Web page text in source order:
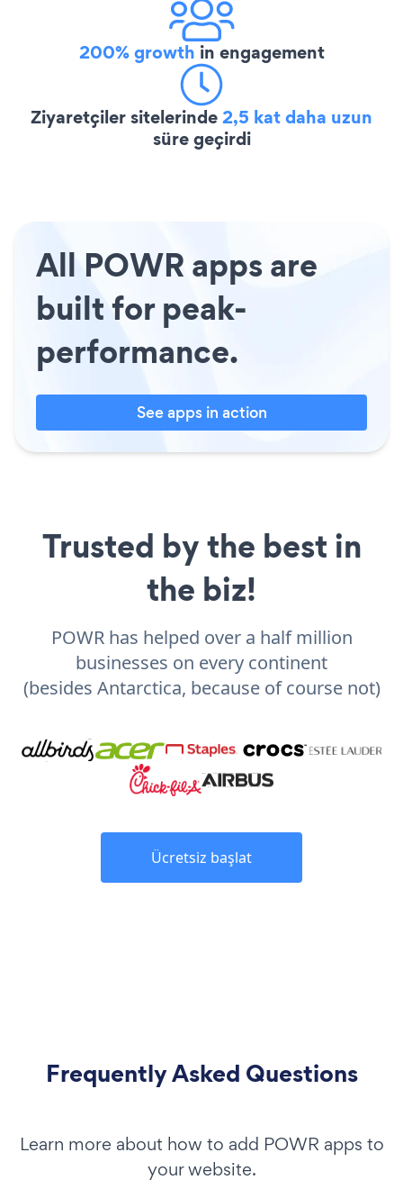
200% growth in engagement
Ziyaretçiler sitelerinde2,5 kat daha uzun
süre geçirdi
All POWR apps are
built for peak-
performance.
See apps in action
Trusted by the best in
the biz!
POWR has helped over a half million
businesses on every continent
(besides Antarctica, because of course not)
Ücretsiz başlat
Frequently Asked Questions
Learn more about how to add POWR apps to
your website.